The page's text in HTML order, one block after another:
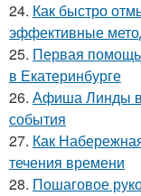
24. Как быстро
эффективные
25. Первая помощь
в Екатеринбурге
26. Афиша Линды в
события
27. Как
течения времени
28. Пошаговое